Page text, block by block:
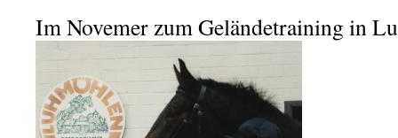
Im Novemer zum Geländetraining in